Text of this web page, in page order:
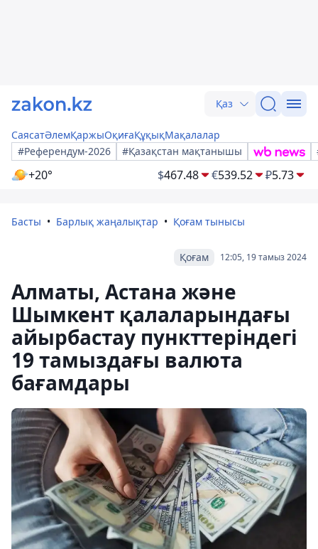
Қаз
СаясатӘлемҚаржыОқиғаҚұқықМақалалар
#Референдум-2026
#Қазақстан мақтанышы
+20° $467.48 €539.52 ₽5.73
Басты Барлық жаңалықтар Қоғам тынысы
12:05, 19 тамыз 2024
Қоғам
Алматы, Астана және
Шымкент қалаларындағы
айырбастау пункттеріндегі
19 тамыздағы валюта
бағамдары